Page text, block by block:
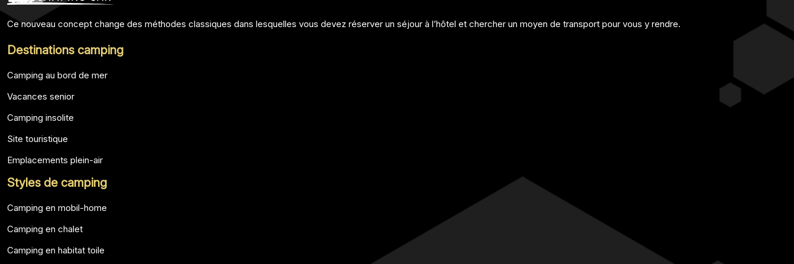
Ce nouveau concept change des méthodes classiques dans lesquelles vous devez réserver un séjour à l’hôtel et chercher un moyen de transport pour vous y rendre.
Destinations camping
Camping au bord de mer
Vacances senior
Camping insolite
Site touristique
Emplacements plein-air
Styles de camping
Camping en mobil-home
Camping en chalet
Camping en habitat toile